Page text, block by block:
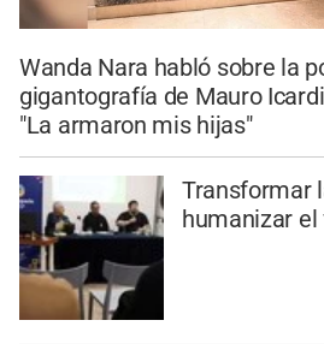
Wanda Nara habló sobre la
gigantografía de Mauro
"La armaron mis hijas"
Transformar
humanizar